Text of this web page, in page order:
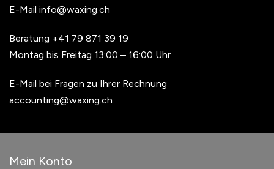
E-Mail info@waxing.ch
Beratung +41 79 871 39 19
Montag bis Freitag 13:00 – 16:00 Uhr
E-Mail bei Fragen zu Ihrer Rechnung
accounting@waxing.ch
Mein Konto